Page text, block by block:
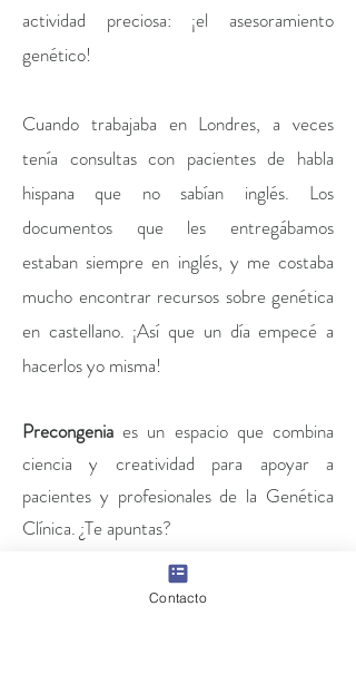
actividad preciosa: ¡el asesoramiento
genético!
Cuando trabajaba en Londres, a veces
tenía consultas con pacientes de habla
hispana que no sabían inglés. Los
documentos que les entregábamos
estaban siempre en inglés, y me costaba
mucho encontrar recursos sobre genética
en castellano. ¡Así que un día empecé a
hacerlos yo misma!
Precongenia es un espacio que combina
ciencia y creatividad para apoyar a
pacientes y profesionales de la Genética
Clínica. ¿Te apuntas?
Contactar
Contacto